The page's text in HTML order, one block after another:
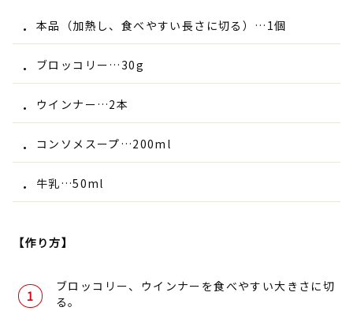
本品（加熱し、食べやすい長さに切る）…1個
ブロッコリー…30g
ウインナー…2本
コンソメスープ…200ml
牛乳…50ml
【作り方】
ブロッコリー、ウインナーを食べやすい大きさに切
る。